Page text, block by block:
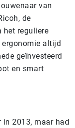
van
de
het reguliere
altijd
geïnvesteerd
en smart
2013, maar had